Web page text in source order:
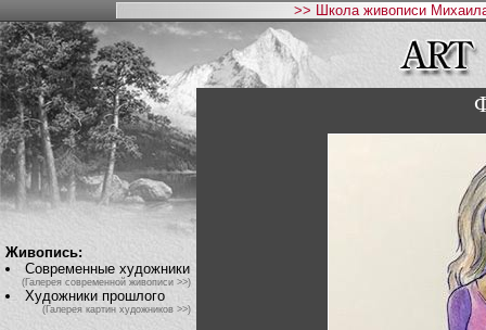
>> Школа живописи
Живопись:
Современные художники
(Галерея современной живописи >>)
Художники прошлого
(Галерея картин художников >>)